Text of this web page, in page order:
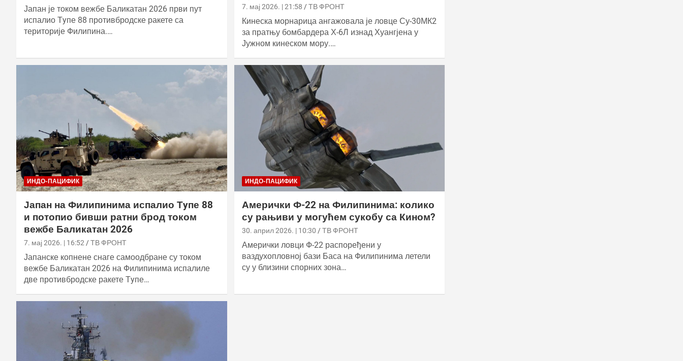
Јапан је током вежбе Баликатан 2026 први пут
испалио Тyпе 88 противбродске ракете са
територије Филипина.…
7. мај 2026. | 21:58 ТВ ФРОНТ
Кинеска морнарица ангажовала је ловце Су-30МК2
за пратњу бомбардера Х-6Л изнад Хуангјена у
Јужном кинеском мору.…
ИНДО-ПАЦИФИК
Јапан на Филипинима испалио Тyпе 88
и потопио бивши ратни брод током
вежбе Баликатан 2026
7. мај 2026. | 16:52 ТВ ФРОНТ
Јапанске копнене снаге самоодбране су током
вежбе Баликатан 2026 на Филипинима испалиле
две противбродске ракете Тyпе…
ИНДО-ПАЦИФИК
Амерички Ф-22 на Филипинима: колико
су рањиви у могућем сукобу са Кином?
30. април 2026. | 10:30 ТВ ФРОНТ
Амерички ловци Ф-22 распоређени у
ваздухопловној бази Баса на Филипинима летели
су у близини спорних зона…